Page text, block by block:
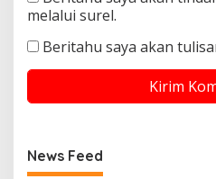
melalui surel.
Beritahu saya akan
News Feed